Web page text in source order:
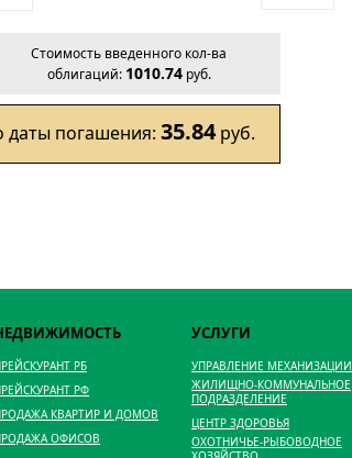
Стоимость введенного кол-ва
облигаций: 1010.74руб.
даты погашения: 35.84руб.
РБ
РФ
КВАРТИР И ДОМОВ
ОФИСОВ
УСЛУГИ
УПРАВЛЕНИЕ МЕХАНИЗАЦИИ
ЖИЛИЩНО-КОММУНАЛЬНОЕ
ПОДРАЗДЕЛЕНИЕ
ЦЕНТР ЗДОРОВЬЯ
ОХОТНИЧЬЕ-РЫБОВОДНОЕ